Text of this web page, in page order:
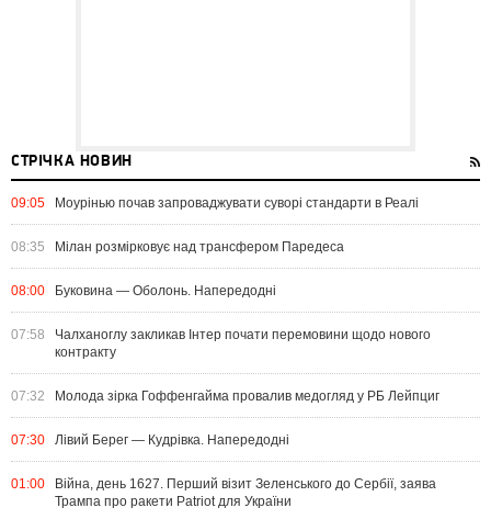
СТРІЧКА НОВИН
09:05 Моурінью почав запроваджувати суворі стандарти в Реалі
08:35 Мілан розмірковує над трансфером Паредеса
08:00 Буковина — Оболонь. Напередодні
07:58
Чалханоглу закликав Інтер почати перемовини щодо нового
контракту
07:32 Молода зірка Гоффенгайма провалив медогляд у РБ Лейпциг
07:30 Лівий Берег — Кудрівка. Напередодні
01:00
Війна, день 1627. Перший візит Зеленського до Сербії, заява
Трампа про ракети Patriot для України